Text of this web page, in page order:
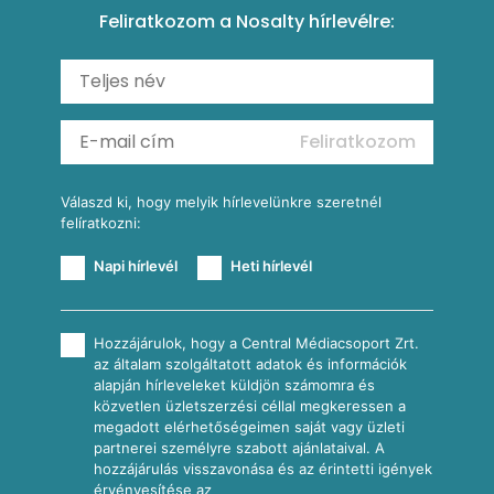
Carbonara
Shakshuka
Ratatouille
Mexikói húsleves kukorica salsával
Almás-kéksajtos kukoricasaláta
Köretek
Reggeli receptek
Feliratkozom a Nosalty hírlevélre:
Feliratkozom
Válaszd ki, hogy melyik hírlevelünkre szeretnél
felíratkozni:
Napi hírlevél Heti hírlevél
Hozzájárulok, hogy a Central Médiacsoport Zrt.
az általam szolgáltatott adatok és információk
alapján hírleveleket küldjön számomra és
közvetlen üzletszerzési céllal megkeressen a
megadott elérhetőségeimen saját vagy üzleti
partnerei személyre szabott ajánlataival. A
hozzájárulás visszavonása és az érintetti igények
érvényesítése az